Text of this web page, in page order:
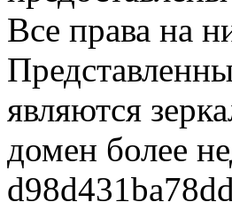
Все права на
являются
домен более